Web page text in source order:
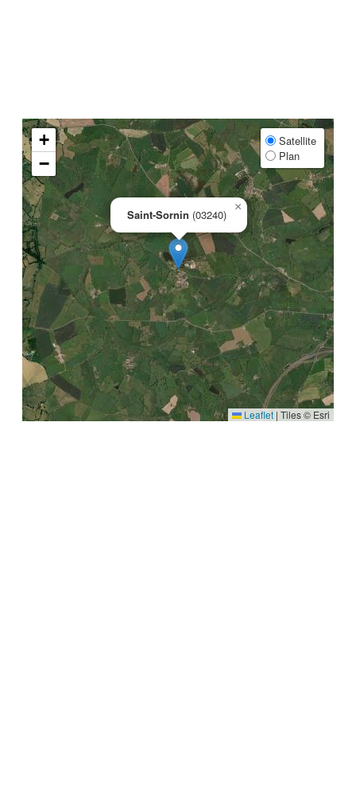
Saint-Sornin (03240)
×
+
−
Satellite
Plan
Leaflet | Tiles © Esri